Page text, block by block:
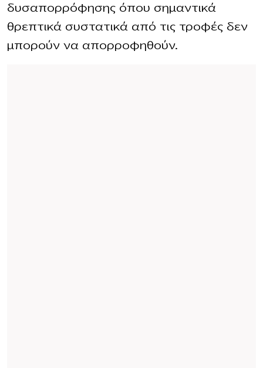
δυσαπορρόφησης όπου σημαντικά
θρεπτικά συστατικά από τις τροφές δεν
μπορούν να απορροφηθούν.